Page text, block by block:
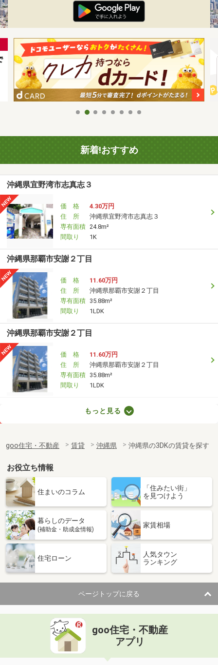
新着!おすすめ
沖縄県宜野湾市志真志３
価 格
4.30万円
住 所
沖縄県宜野湾市志真志３
専有面積 24.8m²
間取り
1K
沖縄県那覇市安謝２丁目
価 格
11.60万円
住 所
沖縄県那覇市安謝２丁目
専有面積 35.88m²
間取り
1LDK
沖縄県那覇市安謝２丁目
価 格
11.60万円
住 所
沖縄県那覇市安謝２丁目
専有面積 35.88m²
間取り
1LDK
専有面積
25.2m²
沖縄県那覇市安謝２丁目
11.60万円
沖縄県那覇市安謝２丁目
専有面積
35.88m²
間取り
1LDK
沖縄県那覇市安謝２丁目
価 格
11.50万円
専有面積 35.88m²
間取り
1LDK
沖縄県島尻郡南風原町字照屋
価 格
沖縄県島尻郡南風原町字照屋
もっと見る
goo住宅・不動産 賃貸 沖縄県 沖縄県の3DKの賃貸を探す
お役立ち情報
住まいのコラム
「住みたい街」
を見つけよう
暮らしのデータ
(補助金・助成金情報)
家賃相場
住宅ローン
人気タウン
ランキング
ページトップに戻る
goo住宅・不動産
アプリ